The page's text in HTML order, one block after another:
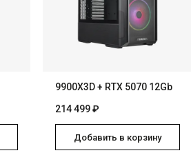
9900X3D + RTX 5070 12Gb
214 499 ₽
Добавить в корзину